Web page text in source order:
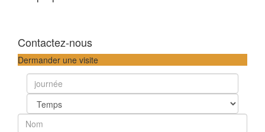
Contactez-nous
Dermander une visite